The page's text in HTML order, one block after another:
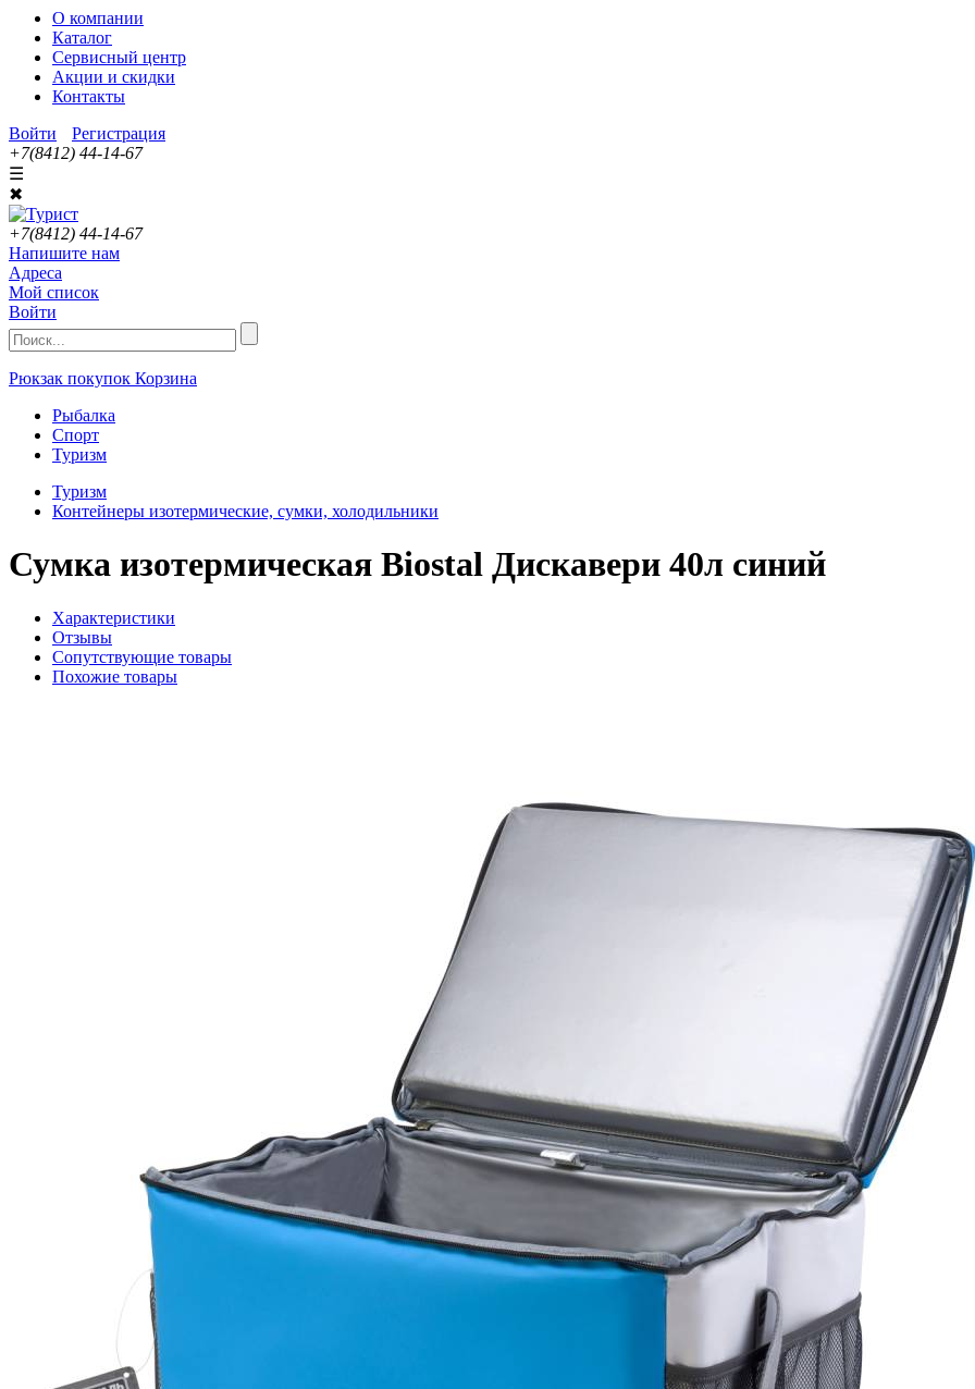
О компании
Каталог
Сервисный центр
Акции и скидки
Контакты
Войти
Регистрация
+7(8412) 44-14-67
☰
✖
+7(8412) 44-14-67
Напишите нам
Адреса
Мой список
Войти
Рюкзак покупок Корзина
Рыбалка
Спорт
Туризм
Туризм
Контейнеры изотермические, сумки, холодильники
Сумка изотермическая Biostal Дискавери 40л синий
Характеристики
Отзывы
Сопутствующие товары
Похожие товары